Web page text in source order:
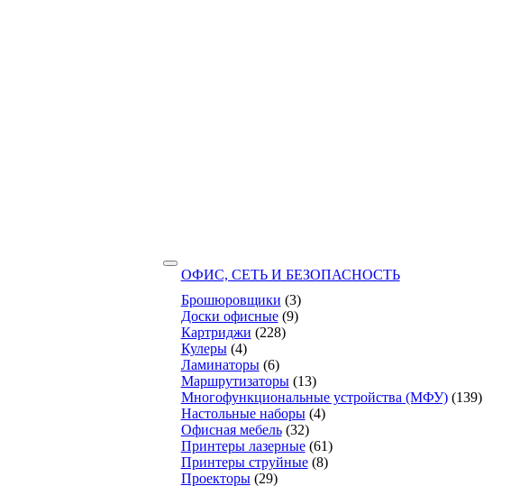
ОФИС, СЕТЬ И БЕЗОПАСНОСТЬ
Брошюровщики (3)
Доски офисные (9)
Картриджи (228)
Кулеры (4)
Ламинаторы (6)
Маршрутизаторы (13)
Многофункциональные устройства (МФУ) (139)
Настольные наборы (4)
Офисная мебель (32)
Принтеры лазерные (61)
Принтеры струйные (8)
Проекторы (29)